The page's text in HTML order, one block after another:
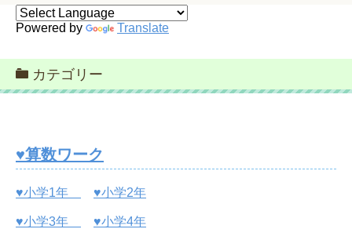
Powered by Translate
カテゴリー
♥算数ワーク
♥小学1年 ♥小学2年
♥小学3年 ♥小学4年